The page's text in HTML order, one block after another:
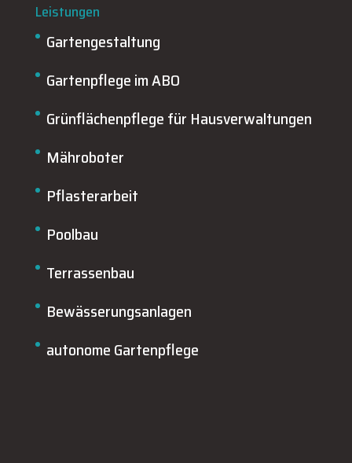
Leistungen
Gartengestaltung
Gartenpflege im ABO
Grünflächenpflege für Hausverwaltungen
Mähroboter
Pflasterarbeit
Poolbau
Terrassenbau
Bewässerungsanlagen
autonome Gartenpflege